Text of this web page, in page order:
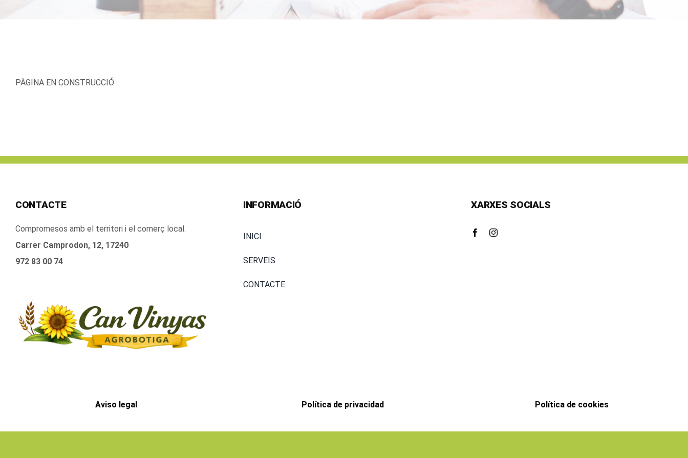
PÀGINA EN CONSTRUCCIÓ
CONTACTE
Compromesos amb el territori i el comerç local.
Carrer Camprodon, 12, 17240
972 83 00 74
INFORMACIÓ
INICI
SERVEIS
CONTACTE
XARXES SOCIALS
Aviso legal Política de privacidad Política de cookies